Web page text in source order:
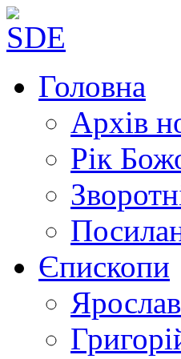
Головна
Архів
Рік
Єпископи